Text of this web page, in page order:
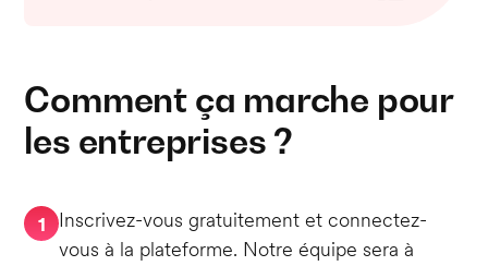
Comment ça marche pour
les entreprises ?
1
Inscrivez-vous gratuitement et connectez-
vous à la plateforme. Notre équipe sera à